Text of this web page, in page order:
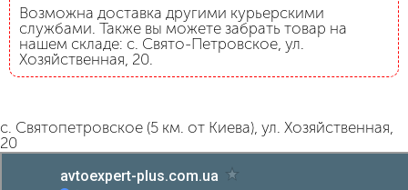
Возможна доставка другими курьерскими
службами. Также вы можете забрать товар на
нашем складе: с. Свято-Петровское, ул.
Хозяйственная, 20.
с. Святопетровское (5 км. от Киева), ул. Хозяйственная,
20